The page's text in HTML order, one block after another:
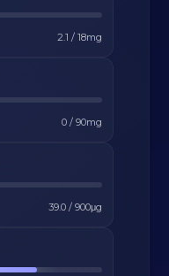
2.1 / 18mg
0/ 90mg
39.0/ 900μg